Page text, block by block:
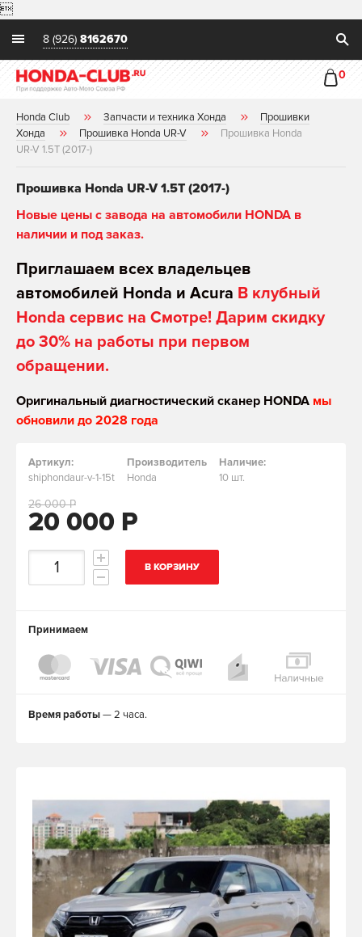

8 (926) 8162670
0
Honda Club Запчасти и техника Хонда
Прошивки
Хонда
Прошивка Honda UR-V
Прошивка Honda
UR-V 1.5T (2017-)
Прошивка Honda UR-V 1.5T (2017-)
Новые цены с завода на автомобили HONDA в
наличии и под заказ.
Приглашаем всех владельцев
автомобилей Honda и Acura В клубный
Honda сервис на Смотре! Дарим скидку
до 30% на работы при первом
обращении.
Оригинальный диагностический сканер HONDA мы
обновили до 2028 года
Артикул:
shiphondaur-v-1-15t
Производитель
Honda
Наличие:
10 шт.
20 000 Р
26 000 Р
В КОРЗИНУ
Принимаем
Время работы— 2 часа.